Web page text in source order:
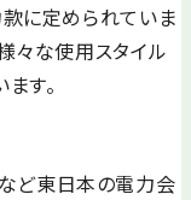
に定められていま
々な使用スタイル
す。
ど東日本の電力会